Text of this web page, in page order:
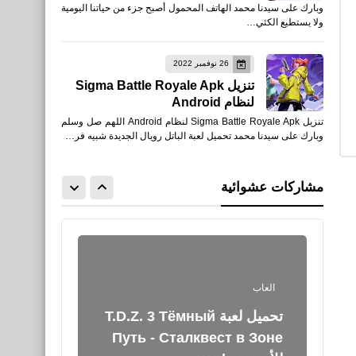
وبارك على سيدنا محمد الهاتف المحمول أصبح جزء من حياتنا اليومية
ولا يستطيع الكثي…
26 نوفمبر 2022
تنزيل Sigma Battle Royale Apk
لنظام Android
تنزيل Sigma Battle Royale Apk لنظام Android اللهم صل وسلم
وبارك على سيدنا محمد تحميل لعبة الباتل رويال الجديدة شبيه فر…
مشاركات عشوائية
القوة الرونية - الفيتنامية للأيفون
والأندرويد XAPK
برامج كمبيوتر
اللغة الإنجليزية
العاب
تحميل لعبة T.D.Z. 3 Тёмный
Путь - Сталквест в Зоне